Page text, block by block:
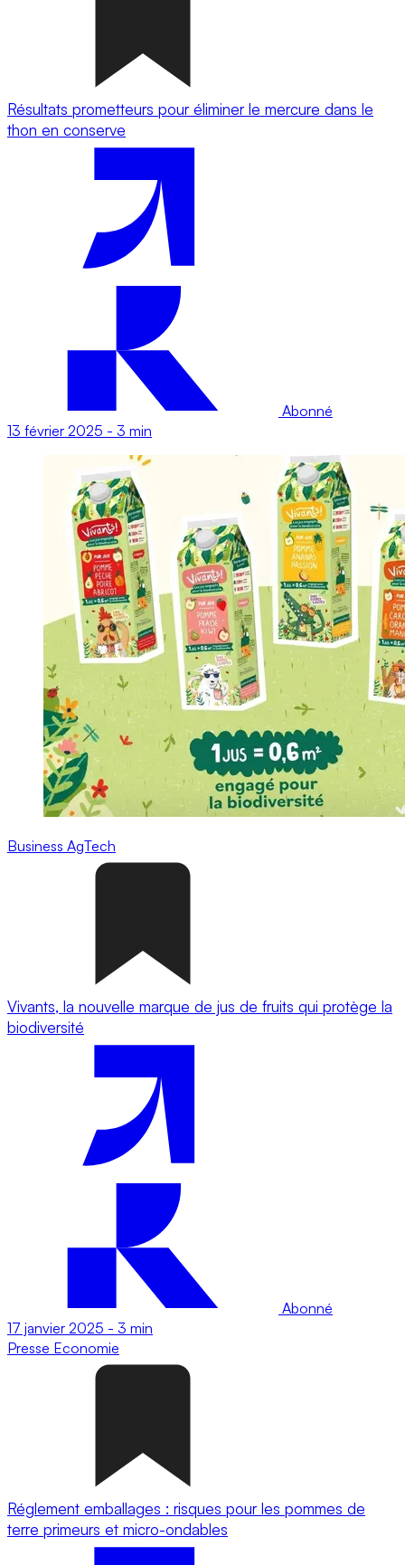
Résultats prometteurs pour éliminer le mercure dans le
thon en conserve
Abonné
13 février 2025 - 3 min
Business AgTech
Vivants, la nouvelle marque de jus de fruits qui protège la
biodiversité
Abonné
17 janvier 2025 - 3 min
Presse Economie
Réglement emballages : risques pour les pommes de
terre primeurs et micro-ondables